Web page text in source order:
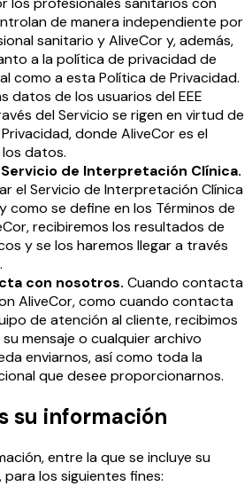
de manera independiente por
sanitario y AliveCor y, además,
a la política de privacidad de
como a esta Política de Privacidad.
datos de los usuarios del EEE
del Servicio se rigen en virtud de
donde AliveCor es el
datos.
de Interpretación Clínica.
el Servicio de Interpretación Clínica
como se define en los Términos de
recibiremos los resultados de
y se los haremos llegar a través
con nosotros. Cuando contacta
AliveCor, como cuando contacta
de atención al cliente, recibimos
mensaje o cualquier archivo
enviarnos, así como toda la
que desee proporcionarnos.
su información
entre la que se incluye su
los siguientes fines: